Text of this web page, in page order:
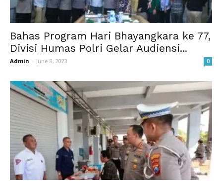
Bahas Program Hari Bhayangkara ke 77,
Divisi Humas Polri Gelar Audiensi...
Admin - June 8, 2023 0